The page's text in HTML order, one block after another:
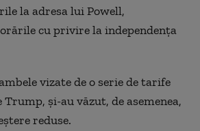
la adresa lui Powell,
cu privire la independenţa
vizate de o serie de tarife
şi-au văzut, de asemenea,
reduse.